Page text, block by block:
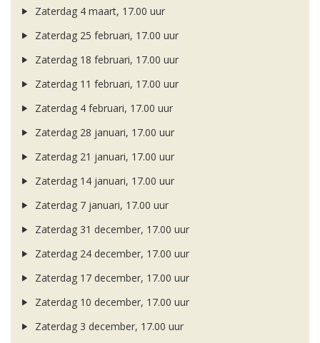
Zaterdag 4 maart, 17.00 uur
Zaterdag 25 februari, 17.00 uur
Zaterdag 18 februari, 17.00 uur
Zaterdag 11 februari, 17.00 uur
Zaterdag 4 februari, 17.00 uur
Zaterdag 28 januari, 17.00 uur
Zaterdag 21 januari, 17.00 uur
Zaterdag 14 januari, 17.00 uur
Zaterdag 7 januari, 17.00 uur
Zaterdag 31 december, 17.00 uur
Zaterdag 24 december, 17.00 uur
Zaterdag 17 december, 17.00 uur
Zaterdag 10 december, 17.00 uur
Zaterdag 3 december, 17.00 uur